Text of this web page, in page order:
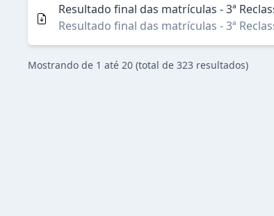
Resultado final das matrículas - 3ª
Resultado final das matrículas - 3ª
Mostrando de 1 até 20 (total de 323 resultados)